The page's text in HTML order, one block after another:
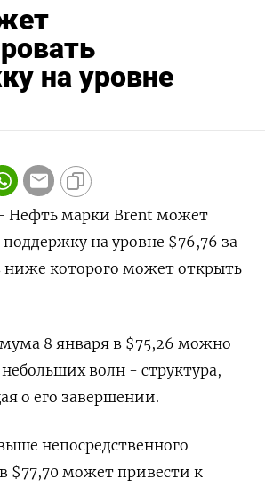
на уровне
Нефть марки Brent может
на уровне $76,76 за
ниже которого может открыть
8 января в $75,26 можно
волн - структура,
о его завершении.
непосредственного
$77,70 может привести к